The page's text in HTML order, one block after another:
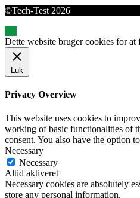
©Tech-Test 2026
Dette website bruger cookies for at
Luk
Privacy Overview
This website uses cookies to
working of basic functionalities of
consent. You also have the option
Necessary
Necessary
Altid aktiveret
Necessary cookies are absolutely
store any personal information.